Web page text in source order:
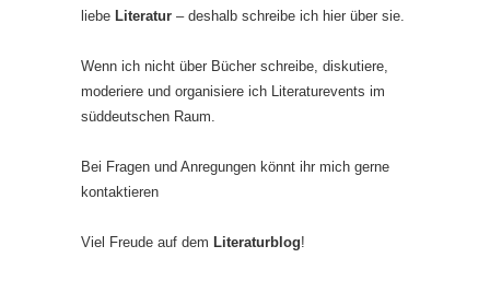
liebe Literatur – deshalb schreibe ich hier über sie.
Wenn ich nicht über Bücher schreibe, diskutiere,
moderiere und organisiere ich Literaturevents im
süddeutschen Raum.
Bei Fragen und Anregungen könnt ihr mich gerne
kontaktieren
Viel Freude auf dem Literaturblog!